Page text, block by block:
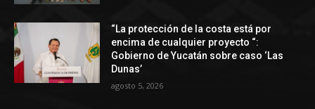
“La protección de la costa está por
encima de cualquier proyecto “:
Gobierno de Yucatán sobre caso ‘Las
Dunas’
agosto 5, 2026